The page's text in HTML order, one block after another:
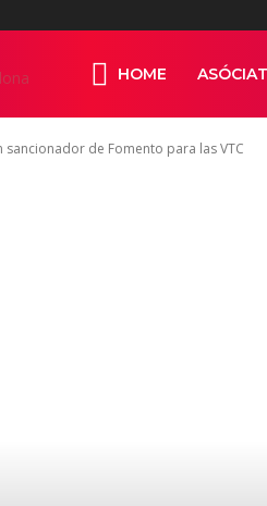
Taxi
HOME
sancionador de Fomento para las VTC